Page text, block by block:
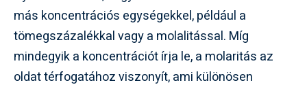
más koncentrációs egységekkel, például a
tömegszázalékkal vagy a molalitással. Míg
mindegyik a koncentrációt írja le, a molaritás az
oldat térfogatához viszonyít, ami különösen